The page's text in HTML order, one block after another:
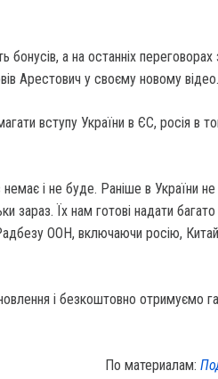
бонусів, а на останніх переговорах
Арестович у своєму новому відео.
вступу України в ЄС, росія в
і не буде. Раніше в України
зараз. Їх нам готові надати багато
ООН, включаючи росію,
і безкоштовно отримуємо
По материалам: